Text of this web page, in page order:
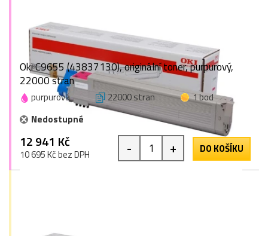
Oki C9655 (43837130), originální toner, purpurový,
22000 stran
purpurová 22000 stran
1 bod
Nedostupné
12 941 Kč
10 695 Kč bez DPH - + DO KOŠÍKU